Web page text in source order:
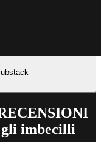
gli imbecilli